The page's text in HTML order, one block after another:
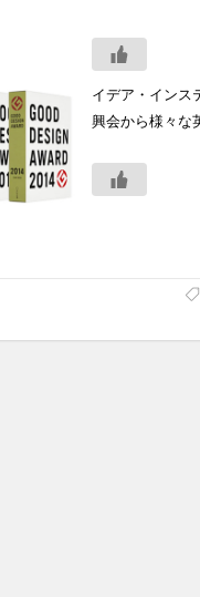
イデア・インス
興会から様々な